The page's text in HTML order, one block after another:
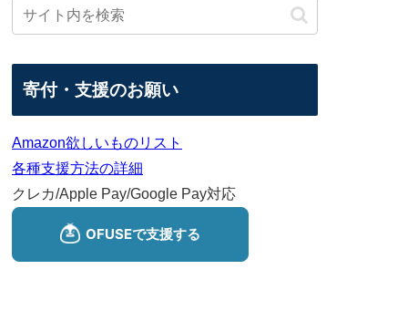
寄付・支援のお願い
Amazon欲しいものリスト
各種支援方法の詳細
クレカ/Apple Pay/Google Pay対応